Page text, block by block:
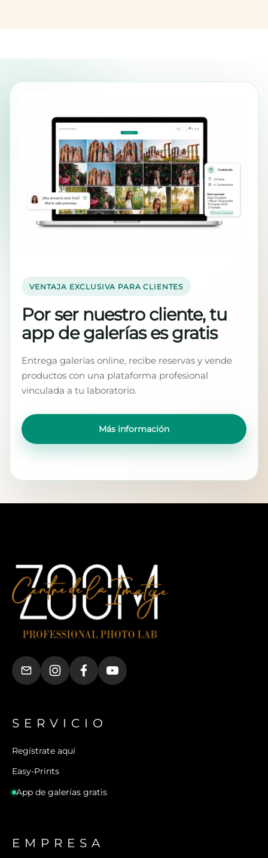
VENTAJA EXCLUSIVA PARA CLIENTES
Por ser nuestro cliente, tu
app de galerías es gratis
Entrega galerías online, recibe reservas y vende
productos con una plataforma profesional
vinculada a tu laboratorio.
Más información
SERVICIO
Regístrate aquí
Easy-Prints
App de galerías gratis
EMPRESA